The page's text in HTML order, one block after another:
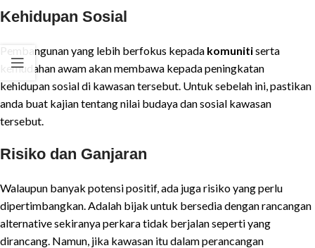
Kehidupan Sosial
Pembangunan yang lebih berfokus kepada komunitiserta
kemudahan awam akan membawa kepada peningkatan
kehidupan sosial di kawasan tersebut. Untuk sebelah ini, pastikan
anda buat kajian tentang nilai budaya dan sosial kawasan
tersebut.
Risiko dan Ganjaran
Walaupun banyak potensi positif, ada juga risiko yang perlu
dipertimbangkan. Adalah bijak untuk bersedia dengan rancangan
alternative sekiranya perkara tidak berjalan seperti yang
dirancang. Namun, jika kawasan itu dalam perancangan